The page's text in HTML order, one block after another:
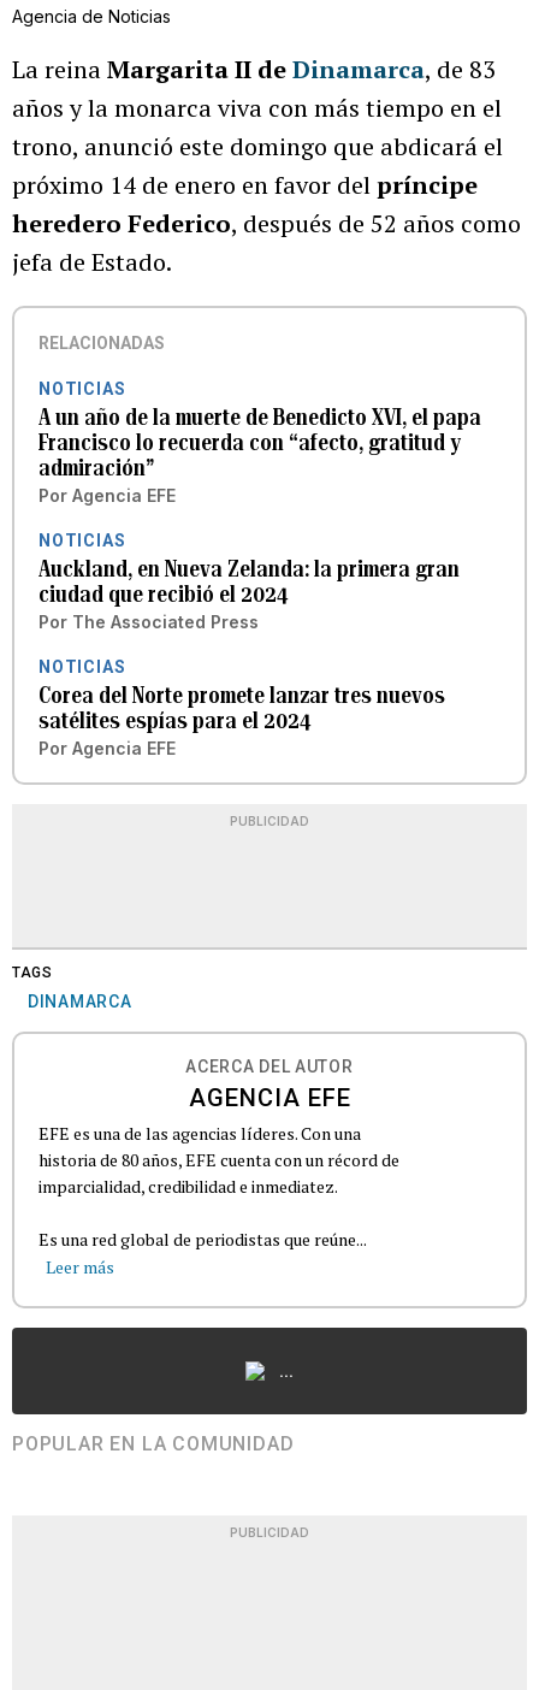
Agencia de Noticias
La reinaMargarita II deDinamarca, de 83
años y la monarca viva con más tiempo en el
trono, anunció este domingo que abdicará el
próximo 14 de enero en favor delpríncipe
heredero Federico, después de 52 años como
jefa de Estado.
RELACIONADAS
NOTICIAS
A un año de la muerte de Benedicto XVI, el papa
Francisco lo recuerda con “afecto, gratitud y
admiración”
Por Agencia EFE
NOTICIAS
Auckland, en Nueva Zelanda: la primera gran
ciudad que recibió el 2024
Por The Associated Press
NOTICIAS
Corea del Norte promete lanzar tres nuevos
satélites espías para el 2024
Por Agencia EFE
PUBLICIDAD
TAGS
DINAMARCA
ACERCA DEL AUTOR
AGENCIA EFE
EFE es una de las agencias líderes. Con una
historia de 80 años, EFE cuenta con un récord de
imparcialidad, credibilidad e inmediatez.
Es una red global de periodistas que reúne...
Leer más
...
POPULAR EN LA COMUNIDAD
PUBLICIDAD